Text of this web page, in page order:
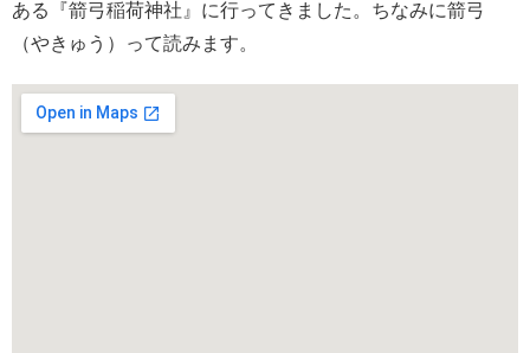
ある『箭弓稲荷神社』に行ってきました。ちなみに箭弓
（やきゅう）って読みます。